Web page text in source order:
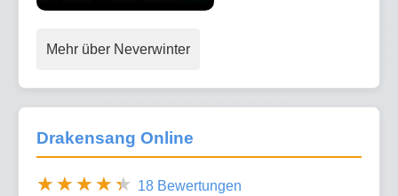
Mehr über Neverwinter
Drakensang Online
18 Bewertungen